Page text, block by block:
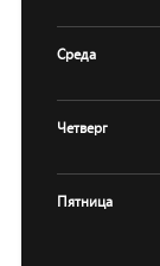
Среда
Четверг
Пятница